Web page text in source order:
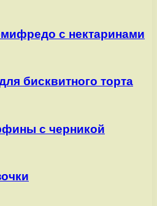
с нектаринами
бисквитного торта
с черникой